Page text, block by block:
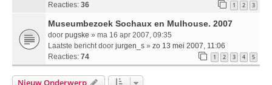
Reacties: 36 1 2 3
Museumbezoek Sochaux en Mulhouse. 2007
door pugske » ma 16 apr 2007, 09:35
Laatste bericht door jurgen_s » zo 13 mei 2007, 11:06
Reacties: 74 1 2 3 4 5
Nieuw Onderwerp